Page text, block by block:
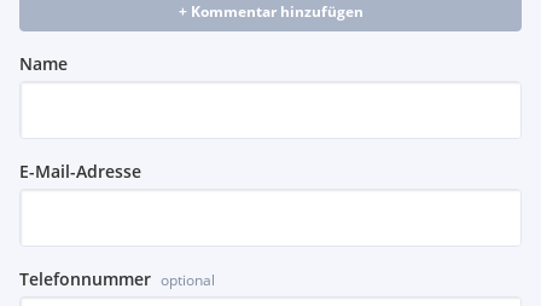
+ Kommentar hinzufügen
Name
E-Mail-Adresse
Telefonnummer optional